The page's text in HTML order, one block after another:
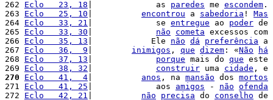
262 Eclo   23, 18 |             as paredes me escondem .
263 Eclo   25, 10 encontrou a sabedoria ! Mas
264 Eclo   33, 21 |             se entregue ao poder de
265 Eclo   33, 30 não cometa excessos com
266 Eclo   35, 13 |            Ele não dá preferência a
267 Eclo   36,  9 inimigos , que dizem : «Não
há
268 Eclo   37, 13 porque mais do que este
269 Eclo   38, 32 construir uma cidade , e
270
Eclo   41,  4 anos , na mansão dos mortos
271 Eclo   41, 25 |             aos amigos - não ofenda
272 Eclo   42, 21 não precisa do conselho de